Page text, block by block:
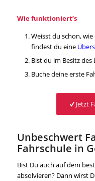
Wie funktioniert’s
Weisst du schon,
findest du eine
Bist du im Besitz des
Buche deine erste
Jetzt
Unbeschwert
Fahrschule in
Bist Du auch auf dem
absolvieren? Dann wirst